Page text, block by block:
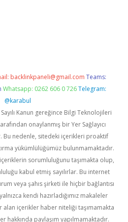
backlinkpaneli@gmail.com Teams:
Whatsapp: 0262 606 0 726 Telegram:
@karabul
Kanun gereğince Bilgi Teknolojileri
onaylanmış bir Yer Sağlayıcı
Bu nedenle, sitedeki içerikleri proaktif
yükümlülüğümüz bulunmamaktadır.
sorumluluğunu taşımakta olup,
kabul etmiş sayılırlar. Bu internet
veya şahıs şirketi ile hiçbir bağlantısı
kendi hazırladığımız makaleler
alan içerikler haber niteliği taşımamakta
hakkında paylaşım yapılmamaktadır.